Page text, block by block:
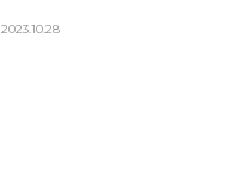
2023.10.28